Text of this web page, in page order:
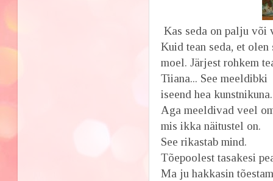
Kas seda on palju või
Kuid tean seda, et
moel. Järjest rohkem
Tiiana... See
iseend hea
Aga meeldivad veel
mis ikka näitustel on.
See rikastab mind.
Tõepoolest tasakesi
Ma ju hakkasin